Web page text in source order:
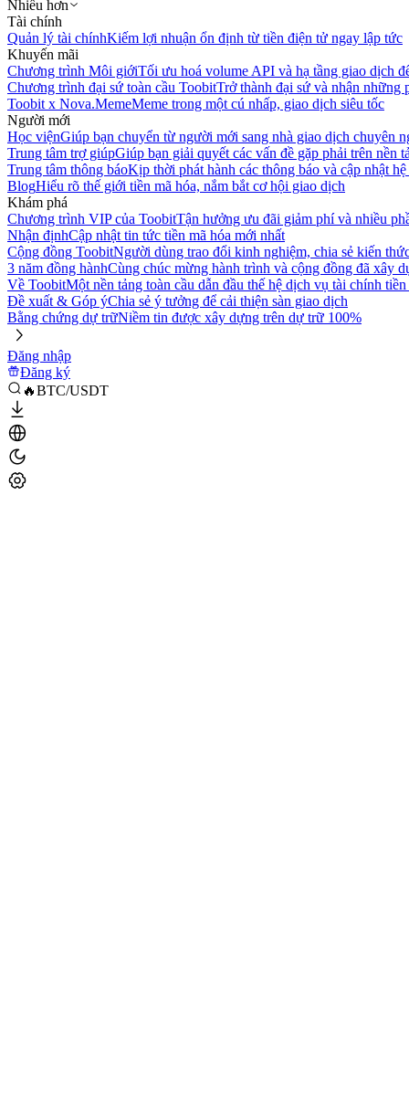
Nhiều hơn
Tài chính
Quản lý tài chínhKiếm lợi nhuận ổn định từ tiền điện tử ngay lập tức
Khuyến mãi
Chương trình Môi giớiTối ưu hoá volume API và hạ tầng giao dịch
Chương trình đại sứ toàn cầu ToobitTrở thành đại sứ và nhận những
Toobit x Nova.MemeMeme trong một cú nhấp, giao dịch siêu tốc
Người mới
Học việnGiúp bạn chuyển từ người mới sang nhà giao dịch chuyên
Trung tâm trợ giúpGiúp bạn giải quyết các vấn đề gặp phải trên nền
Trung tâm thông báoKịp thời phát hành các thông báo và cập nhật
BlogHiểu rõ thế giới tiền mã hóa, nắm bắt cơ hội giao dịch
Khám phá
Chương trình VIP của ToobitTận hưởng ưu đãi giảm phí và nhiều
Nhận địnhCập nhật tin tức tiền mã hóa mới nhất
Cộng đồng ToobitNgười dùng trao đổi kinh nghiệm, chia sẻ kiến
3 năm đồng hànhCùng chúc mừng hành trình và cộng đồng đã xây
Về ToobitMột nền tảng toàn cầu dẫn đầu thế hệ dịch vụ tài chính
Đề xuất & Góp ýChia sẻ ý tưởng để cải thiện sàn giao dịch
Bằng chứng dự trữNiềm tin được xây dựng trên dự trữ 100%
Đăng nhập
Đăng ký
🔥BTC/USDT